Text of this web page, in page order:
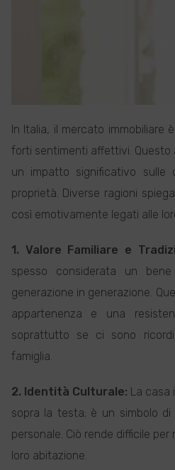
In Italia, il mercato immobiliare
forti sentimenti affettivi.
un impatto significativo sulle
proprietà. Diverse ragioni
così emotivamente legati alle
1. Valore Familiare e
spesso considerata un
generazione in generazione.
appartenenza e una
soprattutto se ci sono
famiglia.
2. Identità Culturale: La casa
sopra la testa; è un simbolo
personale. Ciò rende difficile
loro abitazione.